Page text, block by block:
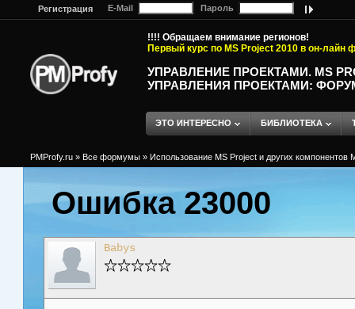
Регистрация E-Mail Пароль
!!!! Обращаем внимание регионов!
Первый курс по MS Project 2010 в он-лайн
УПРАВЛЕНИЕ ПРОЕКТАМИ. MS
УПРАВЛЕНИЯ ПРОЕКТАМИ:
ЭТО ИНТЕРЕСНО БИБЛИОТЕКА
PMProfy.ru » Все формумы » Использование MS Project и других компонентов
Ошибка 23000
Babys